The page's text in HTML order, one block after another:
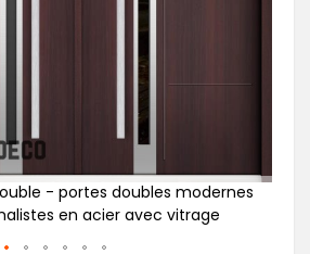
- portes doubles modernes
en acier avec vitrage